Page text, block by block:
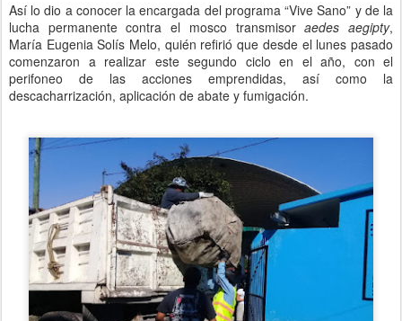
Así lo dio a conocer la encargada del programa “Vive Sano” y de la
lucha permanente contra el mosco transmisoraedes aegipty,
María Eugenia Solís Melo, quién refirió que desde el lunes pasado
comenzaron a realizar este segundo ciclo en el año, con el
perifoneo de las acciones emprendidas, así como la
descacharrización, aplicación de abate y fumigación.